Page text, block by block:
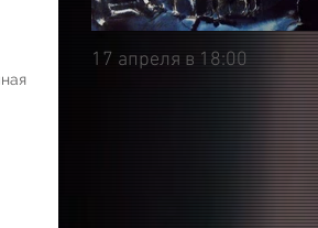
17 апреля в 18:00